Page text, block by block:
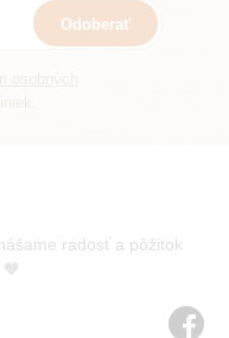
Odoberať
radosť a pôžitok